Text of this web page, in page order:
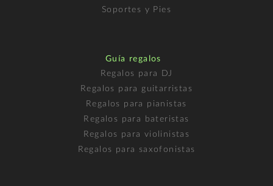
Soportes y Pies
Guía regalos
Regalos para DJ
Regalos para guitarristas
Regalos para pianistas
Regalos para bateristas
Regalos para violinistas
Regalos para saxofonistas